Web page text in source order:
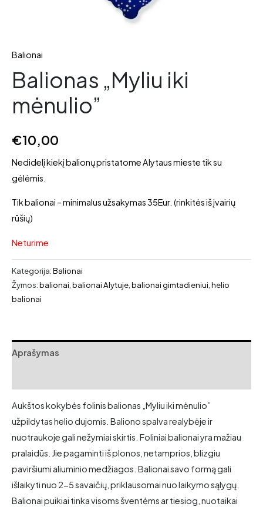
Balionai
Balionas „Myliu iki
mėnulio”
€10,00
Nedidelį kiekį balionų pristatome Alytaus mieste tik su
gėlėmis.
Tik balionai – minimalus užsakymas 35Eur. (rinkitės iš įvairių
rūšių)
Neturime
Kategorija:Balionai
Žymos:balionai balionai Alytuje balionai gimtadieniui helio
balionai
Aprašymas
Aukštos kokybės folinis balionas „Myliu iki mėnulio”
užpildytas helio dujomis. Baliono spalva realybėje ir
nuotraukoje gali nežymiai skirtis. Foliniai balionai yra mažiau
pralaidūs. Jie pagaminti iš plonos, netamprios, blizgiu
paviršiumi aliuminio medžiagos. Balionai savo formą gali
išlaikyti nuo 2-5 savaičių, priklausomai nuo laikymo sąlygų.
Balionai puikiai tinka visoms šventėms ar tiesiog, nuotaikai